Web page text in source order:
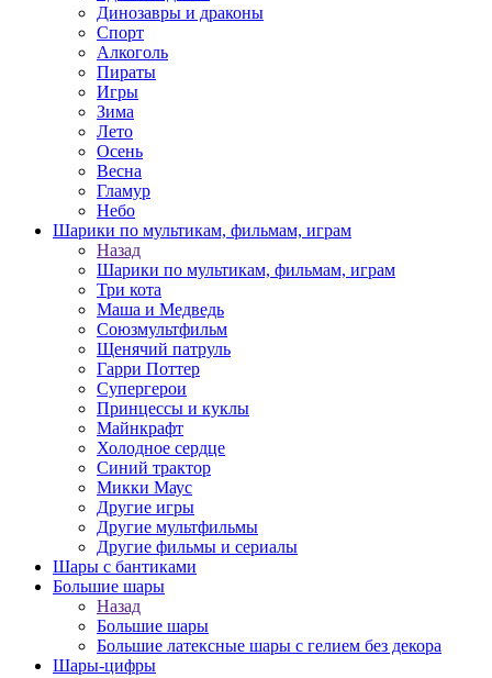
Динозавры и драконы
Спорт
Алкоголь
Пираты
Игры
Зима
Лето
Осень
Весна
Гламур
Небо
Шарики по мультикам, фильмам, играм
Назад
Шарики по мультикам, фильмам, играм
Три кота
Маша и Медведь
Союзмультфильм
Щенячий патруль
Гарри Поттер
Супергерои
Принцессы и куклы
Майнкрафт
Холодное сердце
Синий трактор
Микки Маус
Другие игры
Другие мультфильмы
Другие фильмы и сериалы
Шары с бантиками
Большие шары
Назад
Большие шары
Большие латексные шары с гелием без декора
Шары-цифры